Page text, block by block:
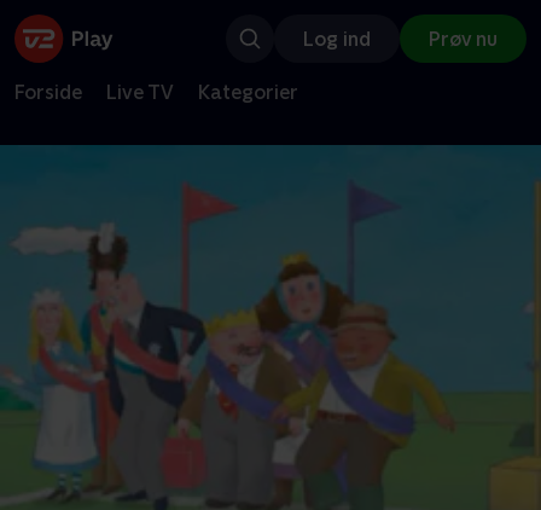
Log ind Prøv nu
Forside Live TV Kategorier